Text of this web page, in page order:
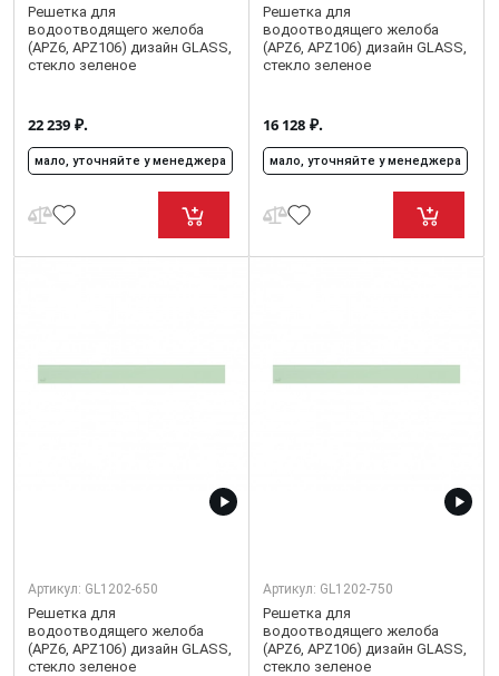
Решетка для
водоотводящего желоба
(APZ6, APZ106) дизайн GLASS,
стекло зеленое
22 239 ₽.
мало, уточняйте у менеджера
Решетка для
водоотводящего желоба
(APZ6, APZ106) дизайн GLASS,
стекло зеленое
16 128 ₽.
мало, уточняйте у менеджера
Артикул: GL1202-650
Решетка для
водоотводящего желоба
(APZ6, APZ106) дизайн GLASS,
стекло зеленое
Артикул: GL1202-750
Решетка для
водоотводящего желоба
(APZ6, APZ106) дизайн GLASS,
стекло зеленое